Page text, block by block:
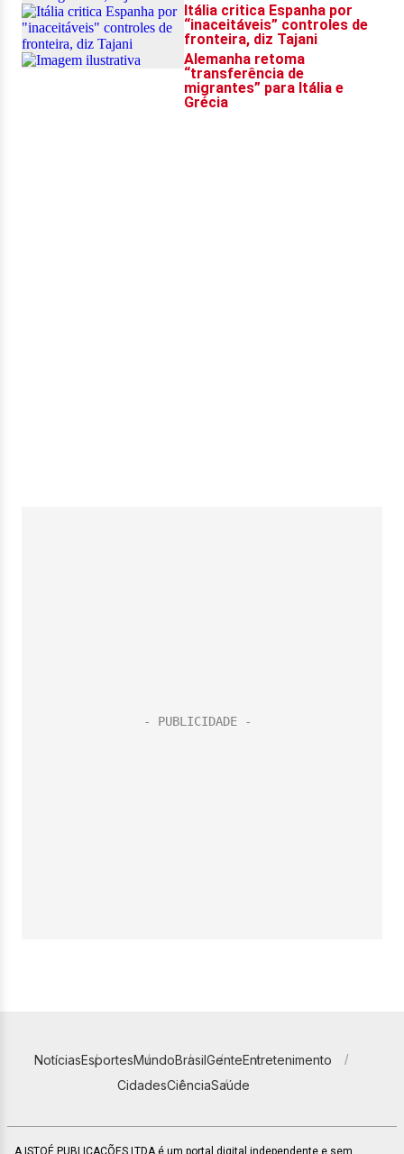
NotíciasEsportesMundoBrasilGenteEntretenimento
CidadesCiênciaSaúde
A ISTOÉ PUBLICAÇÕES LTDA é um portal digital independente e sem